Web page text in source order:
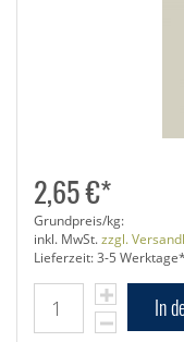
2,65 €*
Grundpreis/kg:
inkl. MwSt.zzgl.
Lieferzeit: 3-5
In